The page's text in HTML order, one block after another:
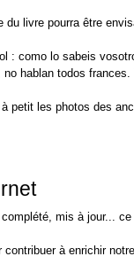
livre pourra être
: como lo sabeis
hablan todos
petit les photos des
mis à jour...
contribuer à enrichir